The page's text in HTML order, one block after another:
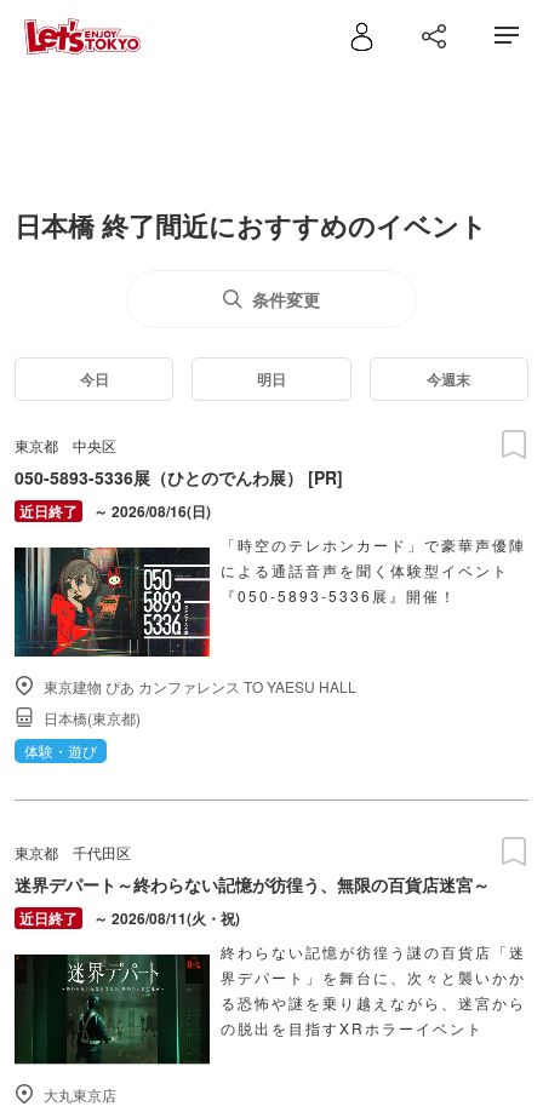
日本橋 終了間近におすすめのイベント
条件変更
今日 明日 今週末
東京都 中央区
050-5893-5336展（ひとのでんわ展） [PR]
～ 2026/08/16(日)
「時空のテレホンカード」で豪華声優陣
による通話音声を聞く体験型イベント
『050-5893-5336展』開催！
東京建物 ぴあ カンファレンス TO YAESU HALL
日本橋(東京都)
体験・遊び
東京都 千代田区
迷界デパート～終わらない記憶が彷徨う、無限の百貨店迷宮～
～ 2026/08/11(火・祝)
終わらない記憶が彷徨う謎の百貨店「迷
界デパート」を舞台に、次々と襲いかか
る恐怖や謎を乗り越えながら、迷宮から
の脱出を目指すXRホラーイベント
大丸東京店